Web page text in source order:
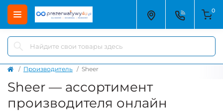
0
Производитель Sheer
Sheer — ассортимент
производителя онлайн